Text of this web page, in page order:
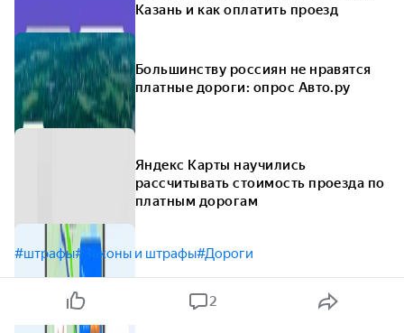
Казань и как оплатить проезд
Большинству россиян не нравятся
платные дороги: опрос Авто.ру
Яндекс Карты научились
рассчитывать стоимость проезда по
платным дорогам
#штрафы#Законы и штрафы#Дороги
2